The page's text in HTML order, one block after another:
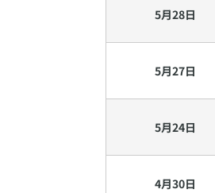
5月28日
5月27日
5月24日
4月30日